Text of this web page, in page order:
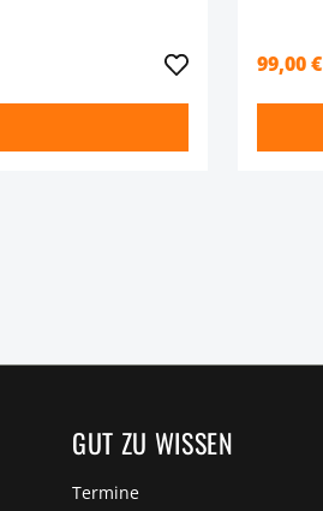
99,00 €
GUT ZU WISSEN
Termine